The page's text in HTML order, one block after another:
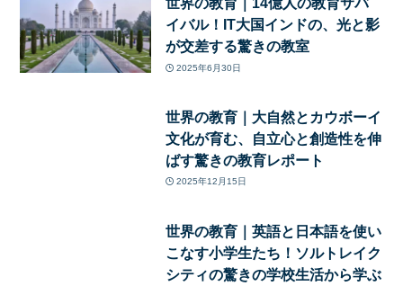
イバル！IT大国インドの、光と影
が交差する驚きの教室
2025年6月30日
世界の教育｜大自然とカウボーイ
文化が育む、自立心と創造性を伸
ばす驚きの教育レポート
2025年12月15日
世界の教育｜英語と日本語を使い
こなす小学生たち！ソルトレイク
シティの驚きの学校生活から学ぶ